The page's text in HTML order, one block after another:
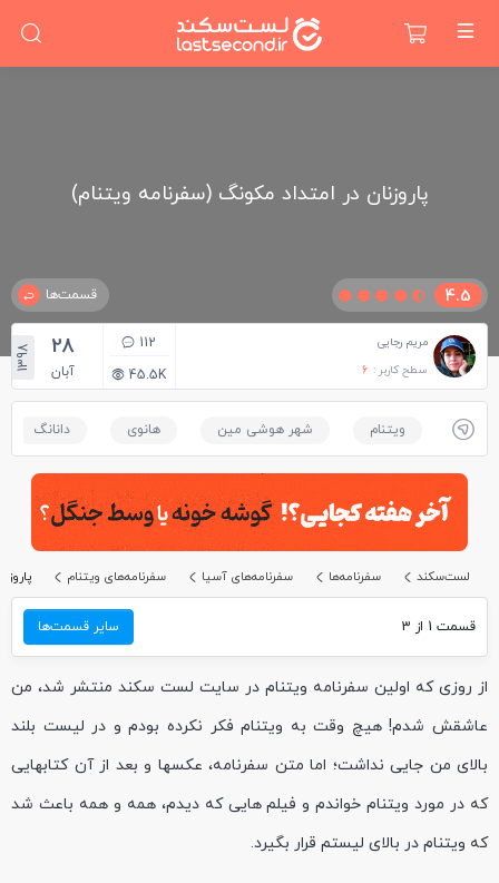
پاروزنان در امتداد مکونگ (سفرنامه ویتنام)
4.5 قسمت‌ها
مریم رجایی
سطح کاربر : 6
112
45.5K
28
آبان 1398
ویتنام شهر هوشی مین هانوی دانانگ
لست‌سکند سفرنامه‌ها سفرنامه‌های آسیا سفرنامه‌های ویتنام
قسمت 1 از 3 سایر قسمت‌ها
از روزی که اولین سفرنامه ویتنام در سایت لست سکند منتشر شد، من
عاشقش شدم! هیچ وقت به ویتنام فکر نکرده بودم و در لیست بلند
بالای من جایی نداشت؛ اما متن سفرنامه، عکسها و بعد از آن کتابهایی
که در مورد ویتنام خواندم و فیلم هایی که دیدم، همه و همه باعث شد
که ویتنام در بالای لیستم قرار بگیرد.